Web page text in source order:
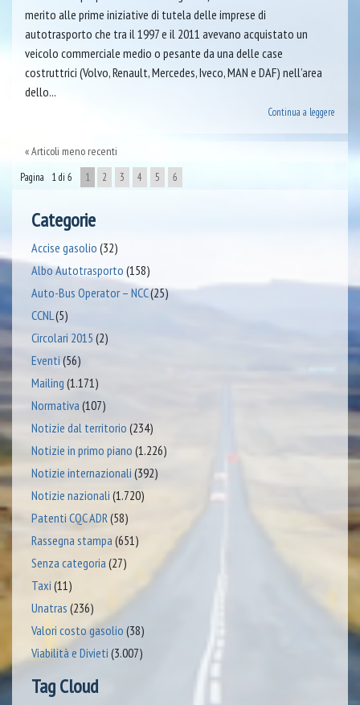
merito alle prime iniziative di tutela delle imprese di
autotrasporto che tra il 1997 e il 2011 avevano acquistato un
veicolo commerciale medio o pesante da una delle case
costruttrici (Volvo, Renault, Mercedes, Iveco, MAN e DAF) nell’area
dello...
Continua a leggere
Articoli meno recenti
Pagina 1 di 6 1 2 3 4 5 6
Categorie
Accise gasolio (32)
Albo Autotrasporto (158)
Auto-Bus Operator – NCC(25)
CCNL(5)
Circolari 2015 (2)
Eventi (56)
Mailing (1.171)
Normativa (107)
Notizie dal territorio (234)
Notizie in primo piano (1.226)
Notizie internazionali (392)
Notizie nazionali (1.720)
Patenti CQC ADR(58)
Rassegna stampa (651)
Senza categoria (27)
Taxi (11)
Unatras (236)
Valori costo gasolio (38)
Viabilità e Divieti (3.007)
Tag Cloud